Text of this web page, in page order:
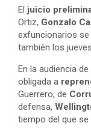
El juicio
Ortiz, Gonzalo
exfuncionarios se
también los
En la audiencia
obligada a
Guerrero, de
defensa,
tiempo del que